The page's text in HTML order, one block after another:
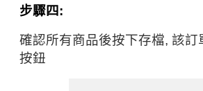
步驟四:
確認所有商品後按下存檔, 該
按鈕